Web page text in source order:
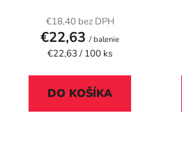
€18,40 bez DPH
€22,63 / balenie
Jednotková
€22,63 / 100 ks
DO KOŠÍKA